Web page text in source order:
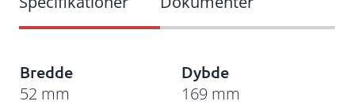
Bredde
52 mm
Dybde
169 mm